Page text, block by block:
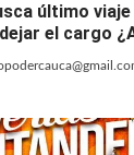
último
el cargo